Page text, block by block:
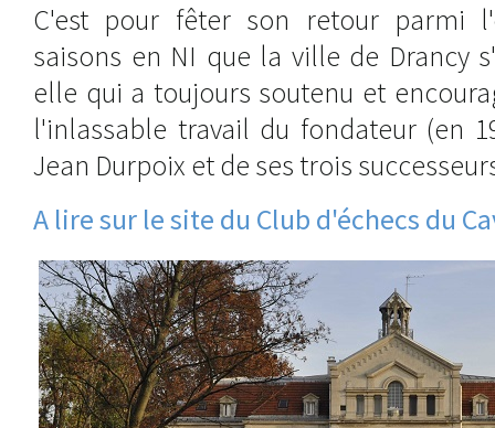
C'est pour fêter son retour parmi
saisons en NI que la ville de Drancy
elle qui a toujours soutenu et
l'inlassable travail du fondateur (en
Jean Durpoix et de ses trois
A lire sur le site du Club d'échecs du